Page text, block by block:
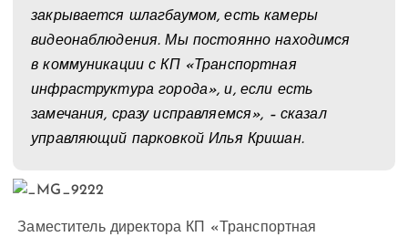
закрывается шлагбаумом, есть камеры
видеонаблюдения. Мы постоянно находимся
в коммуникации с КП «Транспортная
инфраструктура города», и, если есть
замечания, сразу исправляемся», – сказал
управляющий парковкой Илья Кришан.
Заместитель директора КП «Транспортная